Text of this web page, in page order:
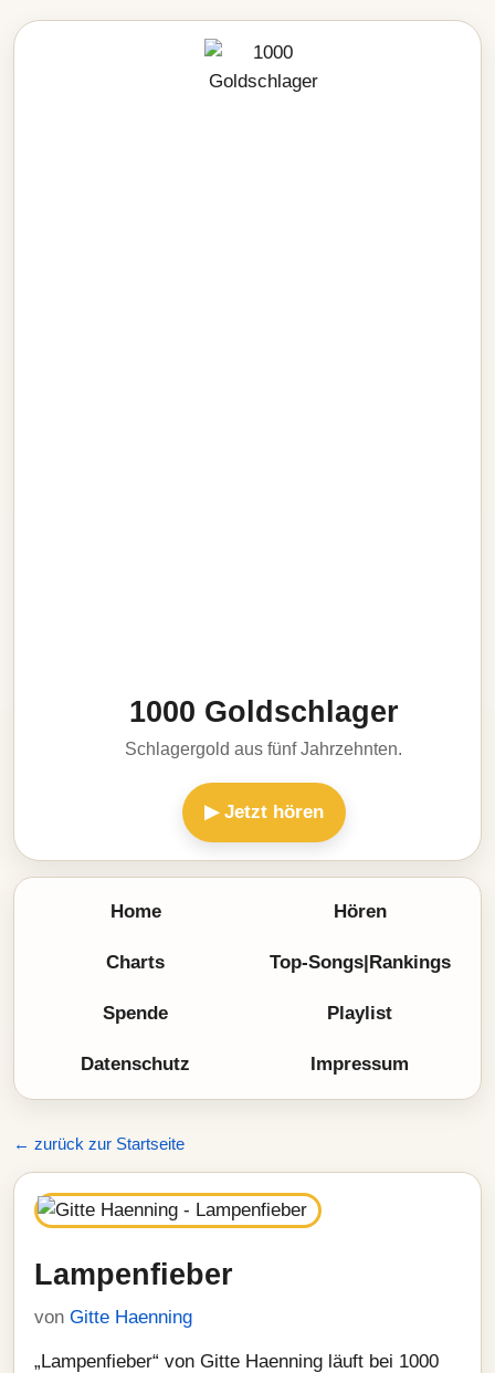
1000 Goldschlager
Schlagergold aus fünf Jahrzehnten.
▶ Jetzt hören
Home Hören
Charts Top-Songs|Rankings
Spende Playlist
Datenschutz Impressum
← zurück zur Startseite
Lampenfieber
von Gitte Haenning
„Lampenfieber“ von Gitte Haenning läuft bei 1000